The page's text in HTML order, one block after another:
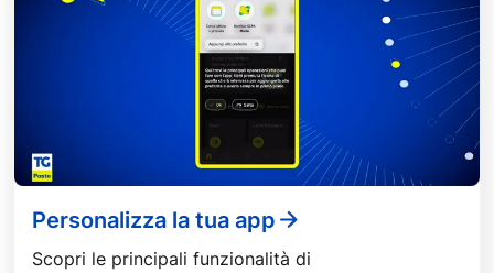
Personalizza la tua app
Scopri le principali funzionalità di